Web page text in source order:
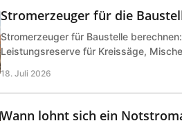
Stromerzeuger für die
Stromerzeuger für Baustelle
Leistungsreserve für Kreissäge,
18. Juli 2026
Wann lohnt sich ein